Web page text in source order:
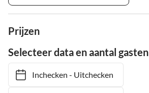
Prijzen
Selecteer data en aantal gasten
Inchecken- Uitchecken